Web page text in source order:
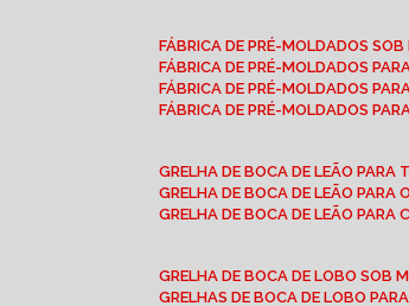
FÁBRICA DE PRÉ-MOLDADOS
FÁBRICA DE PRÉ-MOLDADOS
FÁBRICA DE PRÉ-MOLDADOS
FÁBRICA DE PRÉ-MOLDADOS
GRELHA DE BOCA DE LEÃO
GRELHA DE BOCA DE LEÃO PARA
GRELHA DE BOCA DE LEÃO
GRELHA DE BOCA DE LOBO SOB
GRELHAS DE BOCA DE LOBO